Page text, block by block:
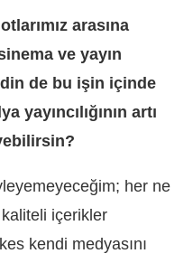
arasına
ve yayın
de bu işin içinde
yayıncılığının artı
her ne
içerikler
kendi medyasını